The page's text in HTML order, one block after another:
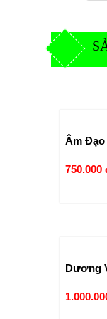
Âm Đạo
750.000
Dương